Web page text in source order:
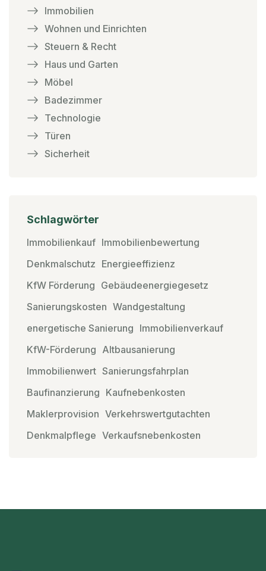
Immobilien
Wohnen und Einrichten
Steuern & Recht
Haus und Garten
Möbel
Badezimmer
Technologie
Türen
Sicherheit
Schlagwörter
Immobilienkauf Immobilienbewertung
Denkmalschutz Energieeffizienz
KfW Förderung Gebäudeenergiegesetz
Sanierungskosten Wandgestaltung
energetische Sanierung Immobilienverkauf
KfW-Förderung Altbausanierung
Immobilienwert Sanierungsfahrplan
Baufinanzierung Kaufnebenkosten
Maklerprovision Verkehrswertgutachten
Denkmalpflege Verkaufsnebenkosten